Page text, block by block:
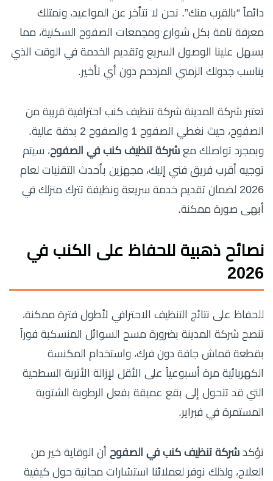
دائماً “بالقرب منك”. نحن لا نتأخر عن المواعيد، ونمتلك
معرفة تامة بكل شوارع ومجمعات الصفوح السكنية، مما
يسهل علينا الوصول السريع وتقديم الخدمة في الوقت الذي
يناسب جدولك الزمني المزدحم دون أي تأخير.
تعتبر شركة المدينة شركة تنظيف كنب احترافية قريبة من
الصفوح، حيث نغطي الصفوح 1 والصفوح 2 بدقة عالية.
وبمجرد تواصلك مع شركة تنظيف كنب في الصفوح، سيتم
توجيه أقرب فريق فني إليك، مجهزين بأحدث التقنيات لعام
2026 لضمان تقديم خدمة سريعة ونظيفة تترك منزلك في
أبهى صورة ممكنة.
نصائح ذهبية للحفاظ على الكنب في
2026
للحفاظ على نتائج التنظيف الاحترافي لأطول فترة ممكنة،
تنصح شركة المدينة بضرورة مسح السوائل المنسكبة فوراً
بقطعة قماش جافة دون فرك، واستخدام المكنسة
الكهربائية مرة أسبوعياً على الأقل لإزالة الأتربة السطحية
التي قد تتحول إلى بقع عميقة بفعل الرطوبة الشتوية
المستمرة في فبراير.
تؤكد شركة تنظيف كنب في الصفوح أن الوقاية خير من
العلاج، ولذلك نوفر لعملائنا استشارات مجانية حول كيفية